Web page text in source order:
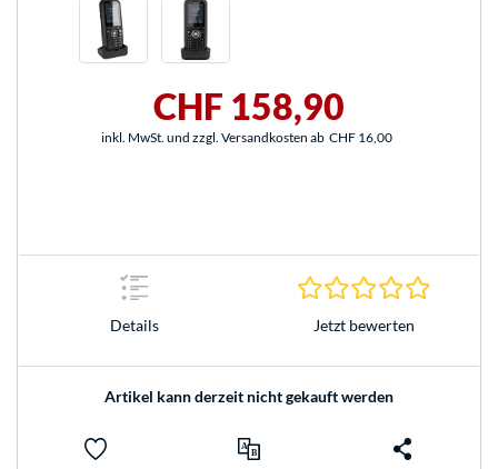
CHF 158,90
inkl. MwSt. und zzgl. Versandkosten ab CHF 16,00
Details Jetzt bewerten
Artikel kann derzeit nicht gekauft werden